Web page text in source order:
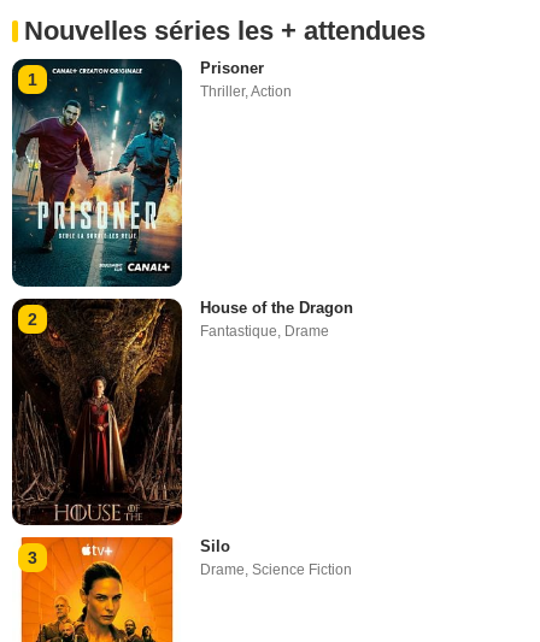
Nouvelles séries les + attendues
1
Prisoner
Thriller,Action
2
House of the Dragon
Fantastique Drame
3
Silo
Drame,Science Fiction